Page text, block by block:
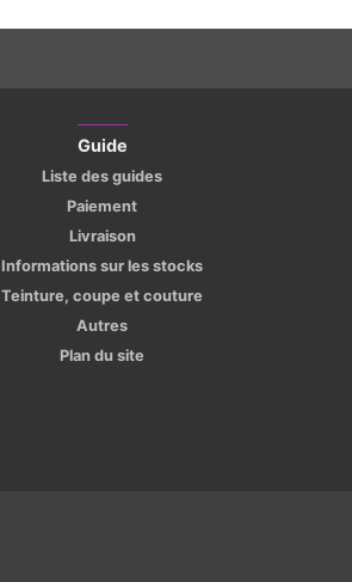
Guide
Liste des guides
Paiement
Livraison
Informations sur les stocks
Teinture, coupe et couture
Autres
Plan du site